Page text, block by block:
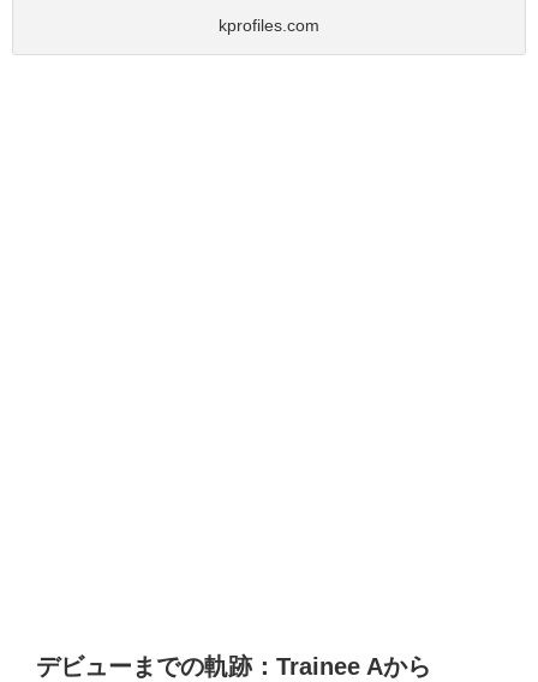
kprofiles.com
デビューまでの軌跡：Trainee Aから